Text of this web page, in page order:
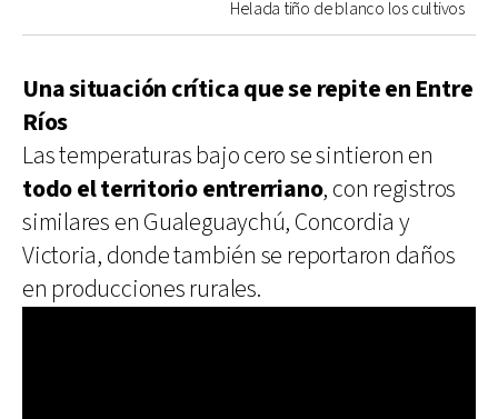
Helada tiño de blanco los cultivos
Una situación crítica que se repite en Entre
Ríos
Las temperaturas bajo cero se sintieron en
todo el territorio entrerriano, con registros
similares en Gualeguaychú, Concordia y
Victoria, donde también se reportaron daños
en producciones rurales.